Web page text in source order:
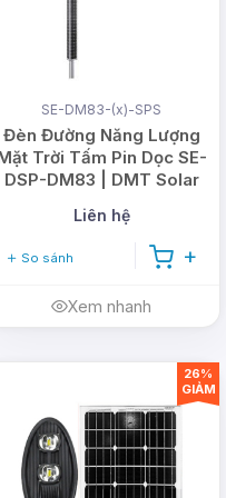
chiếu sáng như thế
tôi nhé, hoặc liên hệ
SE-DM83-(x)-SPS
Đèn Đường Năng Lượng
Trời Tấm Pin Dọc SE-
DSP-DM83 | DMT Solar
Liên hệ
So sánh
Xem nhanh
26%
GIẢM